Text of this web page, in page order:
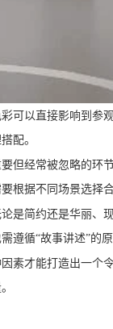
可以直接影响到
配。
但经常被忽略的
根据不同场景选择
是简约还是华丽
遵循“故事讲述”的
素才能打造出一